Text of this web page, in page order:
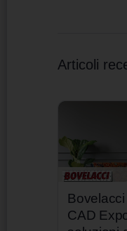
Articoli
CAD